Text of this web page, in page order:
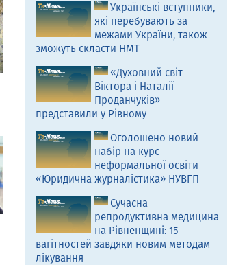
Українські вступники,
які перебувають за
межами України, також
зможуть скласти НМТ
«Духовний світ
Віктора і Наталії
Проданчуків»
представили у Рівному
Оголошено новий
набір на курс
неформальної освіти
«Юридична журналістика» НУВГП
Сучасна
репродуктивна медицина
на Рівненщині: 15
вагітностей завдяки новим методам
лікування